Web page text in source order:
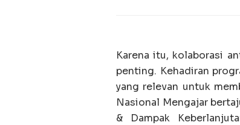
Karena itu, kolaborasi
penting. Kehadiran
yang relevan untuk
Nasional Mengajar
& Dampak